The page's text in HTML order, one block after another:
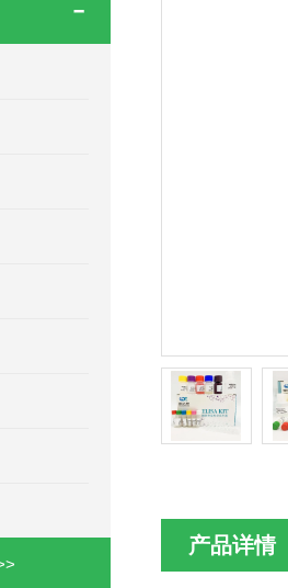
产品详情